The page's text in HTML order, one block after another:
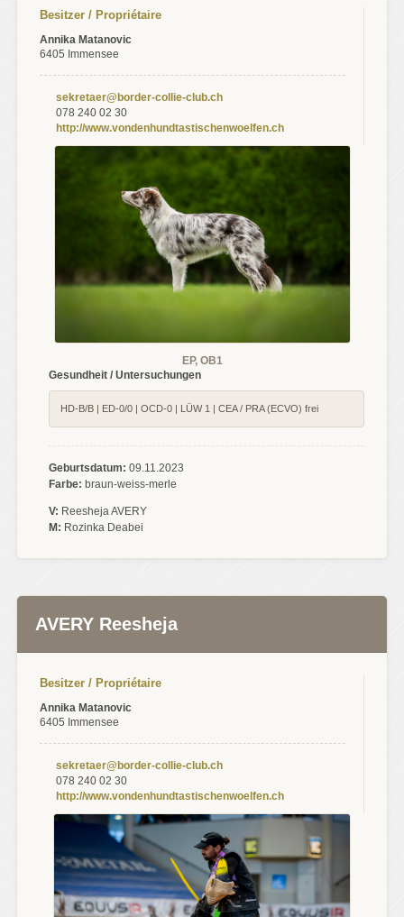
Besitzer / Propriétaire
Annika Matanovic
6405 Immensee
sekretaer@border-collie-club.ch
078 240 02 30
http://www.vondenhundtastischenwoelfen.ch
EP, OB1
Gesundheit / Untersuchungen
HD-B/B | ED-0/0 | OCD-0 | LÜW 1 | CEA / PRA (ECVO) frei
Geburtsdatum: 09.11.2023
Farbe: braun-weiss-merle
V: Reesheja AVERY
M: Rozinka Deabei
AVERY Reesheja
Besitzer / Propriétaire
Annika Matanovic
6405 Immensee
sekretaer@border-collie-club.ch
078 240 02 30
http://www.vondenhundtastischenwoelfen.ch